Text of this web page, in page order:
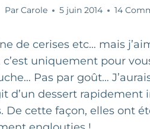
Par Carole 5 juin 2014 14
de cerises etc… mais
c’est uniquement pour
Pas par goût…
d’un dessert
De cette façon, elles ont